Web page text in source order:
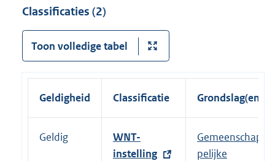
Classificaties (2)
Toon volledige tabel
Geldigheid Classificatie Grondslag(en)
Geldig
E
x
WNT-
instelling
Gemeenschap
pelijke